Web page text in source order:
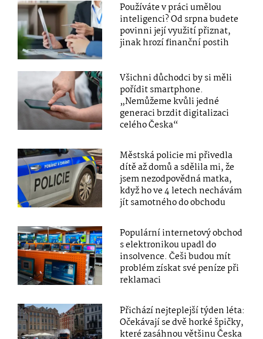
Používáte v práci umělou
inteligenci? Od srpna budete
povinni její využití přiznat,
jinak hrozí finanční postih
Všichni důchodci by si měli
pořídit smartphone.
„Nemůžeme kvůli jedné
generaci brzdit digitalizaci
celého Česka“
Městská policie mi přivedla
dítě až domů a sdělila mi, že
jsem nezodpovědná matka,
když ho ve 4 letech nechávám
jít samotného do obchodu
Populární internetový obchod
s elektronikou upadl do
insolvence. Češi budou mít
problém získat své peníze při
reklamaci
Přichází nejteplejší týden léta:
Očekávají se dvě horké špičky,
které zasáhnou většinu Česka